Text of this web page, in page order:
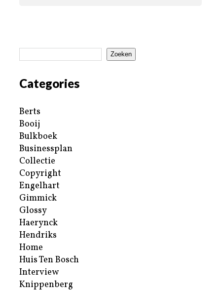
Zoeken
Categories
Berts
Booij
Bulkboek
Businessplan
Collectie
Copyright
Engelhart
Gimmick
Glossy
Haerynck
Hendriks
Home
Huis Ten Bosch
Interview
Knippenberg